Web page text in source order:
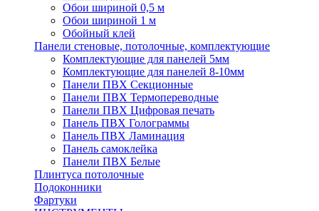
Обои шириной 0,5 м
Обои шириной 1 м
Обойный клей
Панели стеновые, потолочные, комплектующие
Комплектующие для панелей 5мм
Комплектующие для панелей 8-10мм
Панели ПВХ Секционные
Панели ПВХ Термопереводные
Панели ПВХ Цифровая печать
Панель ПВХ Голограммы
Панель ПВХ Ламинация
Панель самоклейка
Панели ПВХ Белые
Плинтуса потолочные
Подоконники
Фартуки